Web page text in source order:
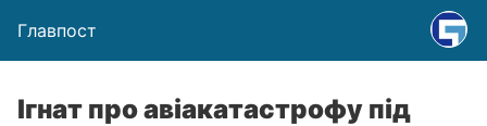
Главпост
Ігнат про авіакатастрофу під